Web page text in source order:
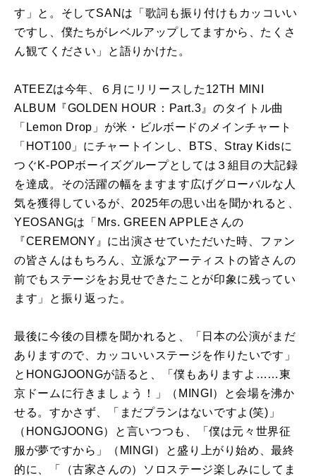
す」と。そしてSANは「歌詞も振り付けもカッコいい
ですし、僕たちがレベルアップしてますから、たくさ
ん観てください」と語りかけた。
ATEEZは今年、６月にリリースした12TH MINI
ALBUM『GOLDEN HOUR：Part.3』のタイトル曲
「Lemon Drop」が米・ビルボードのメインチャート
「HOT100」にチャートインし、BTS、Stray Kidsに
つぐK-POPボーイズグループとしては３組目の大記録
を達成。その活躍の幅をますます広げグローバルな人
気を獲得しているが、2025年の思い出を聞かれると、
YEOSANGは「Mrs. GREEN APPLEさんの
『CEREMONY』に出演させていただいた時、ファン
の皆さんはもちろん、立派なアーティストの皆さんの
前でもステージをお見せできたことが印象に残ってい
ます」と振り返った。
最後に今後の目標を聞かれると、「日本の公演がまだ
ありますので、カッコいいステージを作りたいです」
とHONGJOONGが語ると、「僕もありますよ……東
京ドームに行きましょう！」（MINGI）と会場を沸か
せる。すかさず、「まだプランはないですよ(笑)」
（HONGJOONG）と言いつつも、「僕は元々世界征
服が夢ですから」（MINGI）と盛り上がり始め、最終
的に、「（古家さんの）ソロステージ楽しみにしてま